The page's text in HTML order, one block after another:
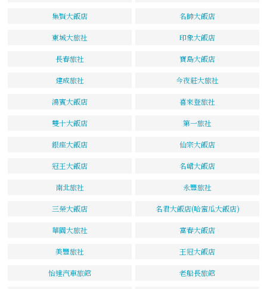
集賢大飯店 名帥大飯店
東城大旅社 印象大飯店
長春旅社 寶島大飯店
建成旅社 今夜莊大旅社
鴻賓大飯店 喜來登旅社
雙十大飯店 第一旅社
銀座大飯店 仙宗大飯店
冠王大飯店 名峮大飯店
南北旅社 永豐旅社
三榮大飯店 名君大飯店(哈蜜瓜大飯店)
華園大旅社 富春大飯店
美豐旅社 王冠大飯店
怡達汽車旅館 老船長旅館